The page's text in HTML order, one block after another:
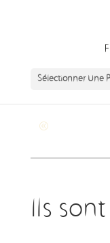
Sélectionner Une
Ils